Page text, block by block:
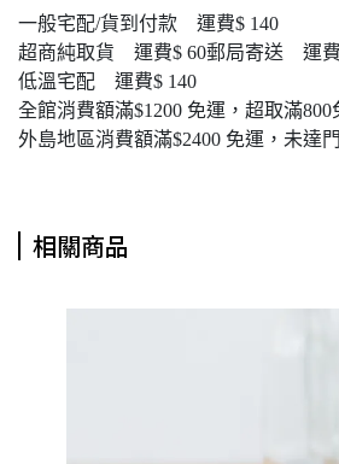
一般宅配/貨到付款 運費$ 140
超商純取貨 運費$ 60郵局寄送 運費
低溫宅配 運費$ 140
全館消費額滿$1200 免運，超取滿800
外島地區消費額滿$2400 免運，未達
相關商品